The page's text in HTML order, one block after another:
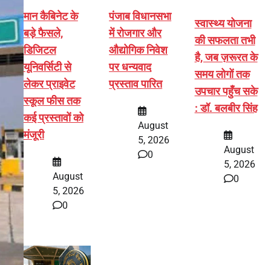
मान कैबिनेट के
बड़े फैसले,
डिजिटल
यूनिवर्सिटी से
लेकर प्राइवेट
स्कूल फीस तक
कई प्रस्तावों को
मंजूरी
August
5, 2026
0
पंजाब विधानसभा
में रोजगार और
औद्योगिक निवेश
पर धन्यवाद
प्रस्ताव पारित
August
5, 2026
0
स्वास्थ्य योजना
की सफलता तभी
है, जब ज़रूरत के
समय लोगों तक
उपचार पहुँच सके
: डॉ. बलबीर सिंह
August
5, 2026
0